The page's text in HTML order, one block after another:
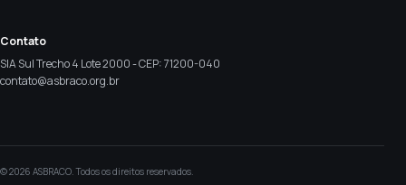
Contato
SIA Sul Trecho 4 Lote 2000 - CEP: 71200-040
contato@asbraco.org.br
© 2026 ASBRACO. Todos os direitos reservados.